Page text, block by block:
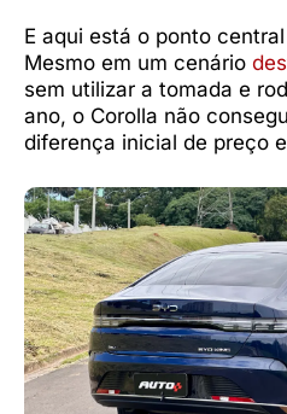
E aqui está o ponto
Mesmo em um cenário
sem utilizar a tomada e
ano, o Corolla não
diferença inicial de preço